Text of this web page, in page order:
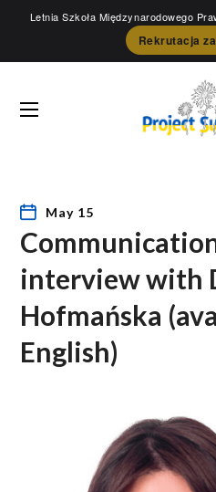
Letnia Szkoła Międzynarodowego
Rekrutacja
May 15
interview with
Hofmańska
English)